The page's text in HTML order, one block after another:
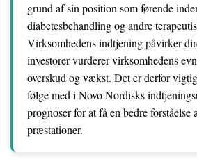
grund af sin position som førende
diabetesbehandling og andre
Virksomhedens indtjening påvirker
investorer vurderer virksomhedens
overskud og vækst. Det er derfor
følge med i Novo Nordisks
prognoser for at få en bedre forståelse
præstationer.